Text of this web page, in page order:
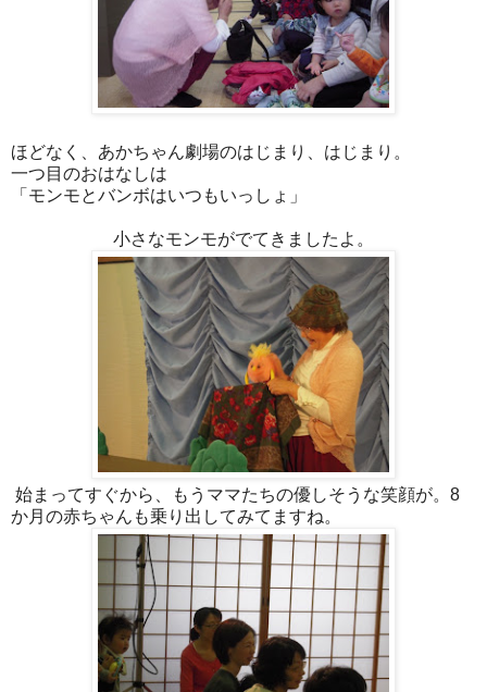
ほどなく、あかちゃん劇場のはじまり、はじまり。
一つ目のおはなしは
「モンモとバンボはいつもいっしょ」
小さなモンモがでてきましたよ。
始まってすぐから、もうママたちの優しそうな笑顔が。8
か月の赤ちゃんも乗り出してみてますね。